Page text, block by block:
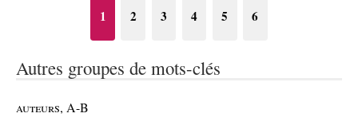
1 2 3 4 5 6
Autres groupes de mots-clés
auteurs, A-B